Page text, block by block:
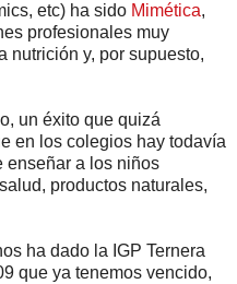
etc) ha sido Mimética,
profesionales muy
nutrición y, por supuesto,
un éxito que quizá
en los colegios hay todavía
enseñar a los niños
productos naturales,
ha dado la IGP Ternera
que ya tenemos vencido,